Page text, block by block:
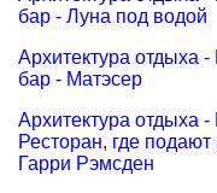
бар - Луна под водой
Архитектура
бар - Матэсер
Архитектура отдыха
Ресторан, где
Гарри Рэмсден